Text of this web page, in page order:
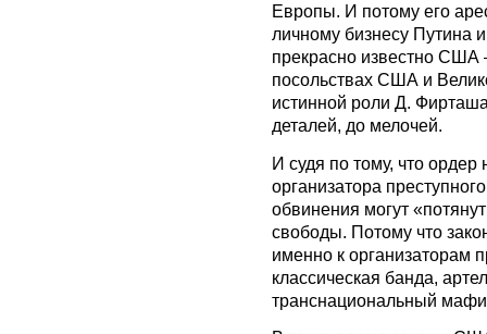
Европы. И потому его
личному бизнесу Путина
прекрасно известно США
посольствах США и
истинной роли Д.
деталей, до мелочей.
И судя по тому, что
организатора
обвинения могут
свободы. Потому что
именно к организаторам
классическая банда,
транснациональный